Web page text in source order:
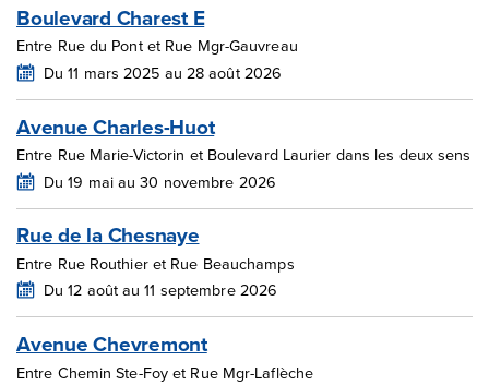
Boulevard Charest E
Entre Rue du Pont et Rue Mgr-Gauvreau
Du 11 mars 2025 au 28 août 2026
Avenue Charles-Huot
Entre Rue Marie-Victorin et Boulevard Laurier dans les deux sens
Du 19 mai au 30 novembre 2026
Rue de la Chesnaye
Entre Rue Routhier et Rue Beauchamps
Du 12 août au 11 septembre 2026
Avenue Chevremont
Entre Chemin Ste-Foy et Rue Mgr-Laflèche